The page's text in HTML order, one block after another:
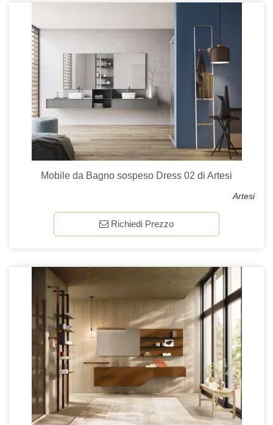
Mobile da Bagno sospeso Dress 02 di Artesi
Artesi
Richiedi Prezzo